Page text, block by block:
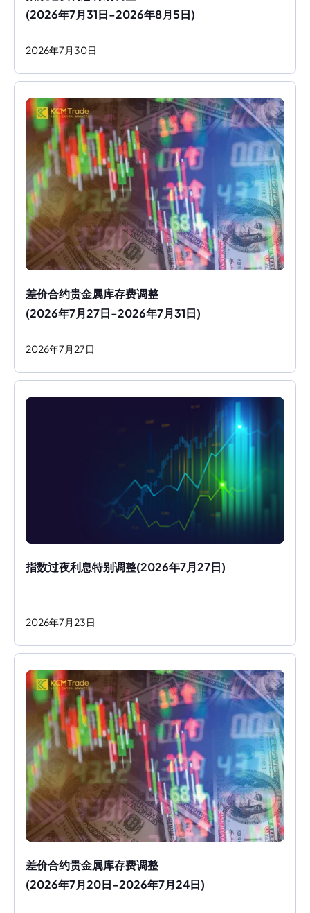
(2026年7月31日-2026年8月5日)
2026年7 月 30日
差价合约贵金属库存费调整
(2026年7月27日-2026年7月31日)
2026年7 月 27日
指数过夜利息特别调整(2026年7月27日)
2026年7 月 23日
差价合约贵金属库存费调整
(2026年7月20日-2026年7月24日)